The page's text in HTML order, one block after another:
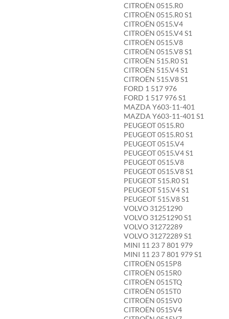
CITROËN 0515.R0
CITROËN 0515.R0 S1
CITROËN 0515.V4
CITROËN 0515.V4 S1
CITROËN 0515.V8
CITROËN 0515.V8 S1
CITROËN 515.R0 S1
CITROËN 515.V4 S1
CITROËN 515.V8 S1
FORD 1 517 976
FORD 1 517 976 S1
MAZDA Y603-11-401
MAZDA Y603-11-401 S1
PEUGEOT 0515.R0
PEUGEOT 0515.R0 S1
PEUGEOT 0515.V4
PEUGEOT 0515.V4 S1
PEUGEOT 0515.V8
PEUGEOT 0515.V8 S1
PEUGEOT 515.R0 S1
PEUGEOT 515.V4 S1
PEUGEOT 515.V8 S1
VOLVO 31251290
VOLVO 31251290 S1
VOLVO 31272289
VOLVO 31272289 S1
MINI 11 23 7 801 979
MINI 11 23 7 801 979 S1
CITROËN 0515P8
CITROËN 0515R0
CITROËN 0515TQ
CITROËN 0515T0
CITROËN 0515V0
CITROËN 0515V4